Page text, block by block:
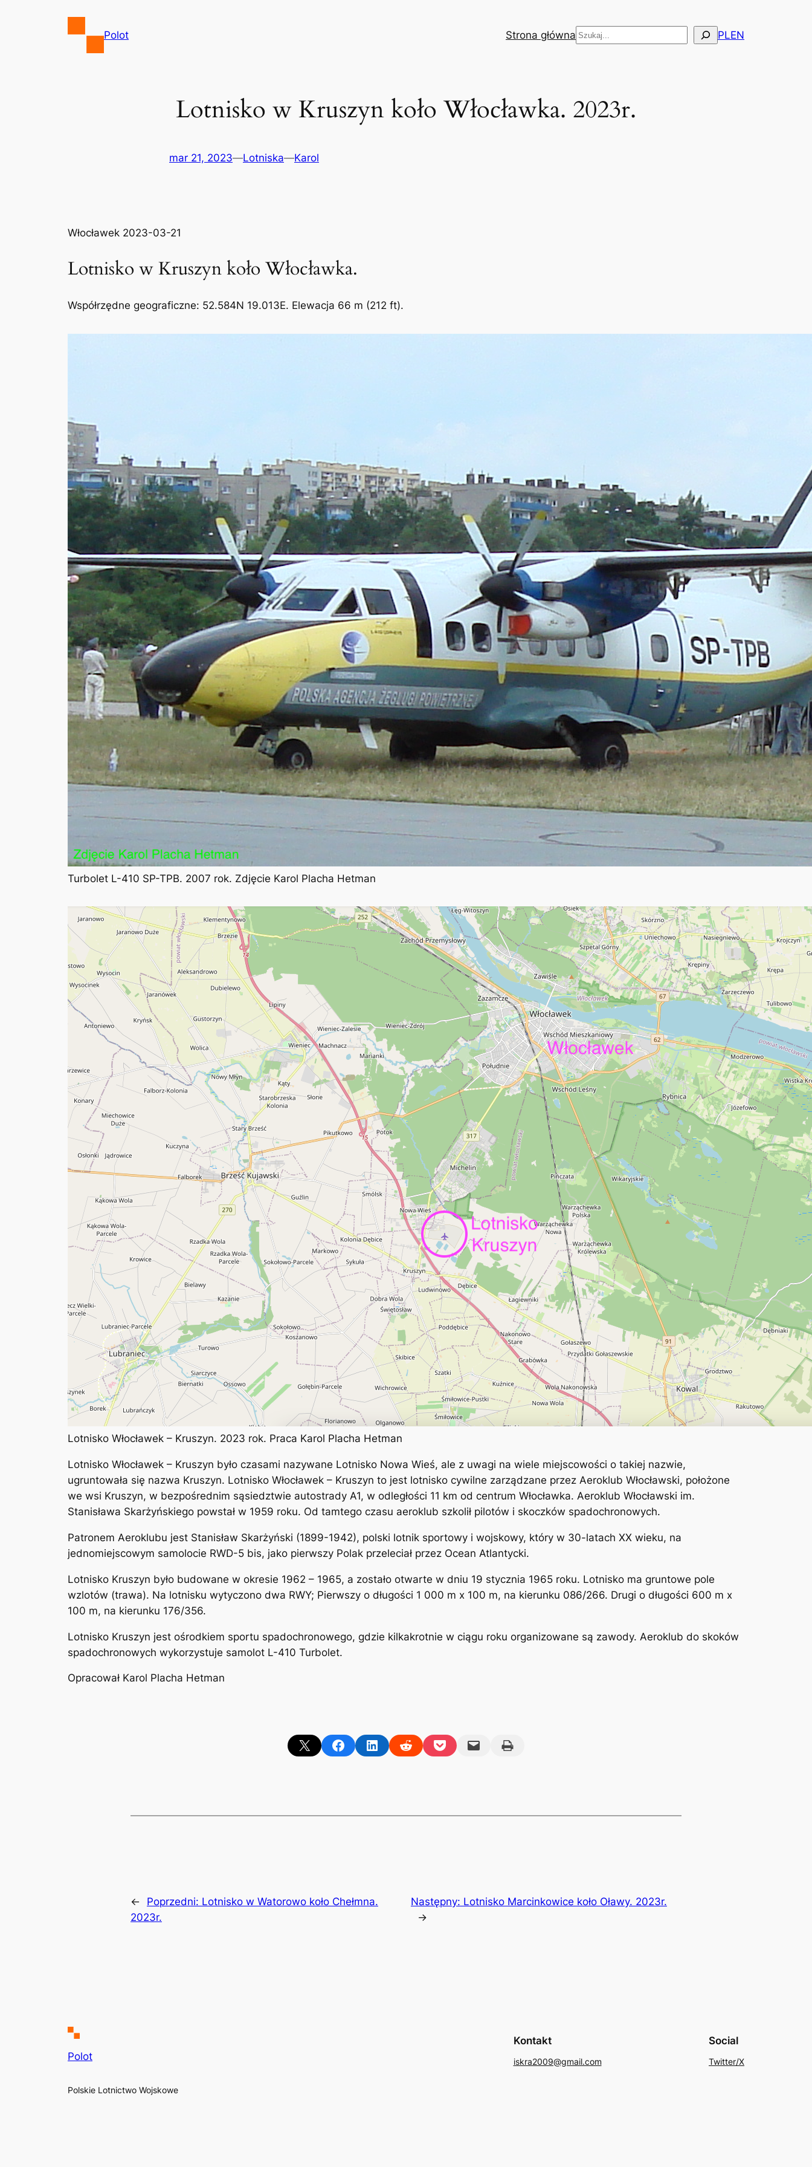
Polot Strona główna Szukaj PLEN
Lotnisko w Kruszyn koło Włocławka. 2023r.
mar 21, 2023—Lotniska—Karol
Włocławek 2023-03-21
Lotnisko w Kruszyn koło Włocławka.
Współrzędne geograficzne: 52.584N 19.013E. Elewacja 66 m (212 ft).
Turbolet L-410 SP-TPB. 2007 rok. Zdjęcie Karol Placha Hetman
Lotnisko Włocławek – Kruszyn. 2023 rok. Praca Karol Placha Hetman
Lotnisko Włocławek – Kruszyn było czasami nazywane Lotnisko Nowa Wieś, ale z uwagi na wiele miejscowości o takiej nazwie,
ugruntowała się nazwa Kruszyn. Lotnisko Włocławek – Kruszyn to jest lotnisko cywilne zarządzane przez Aeroklub Włocławski, położone
we wsi Kruszyn, w bezpośrednim sąsiedztwie autostrady A1, w odległości 11 km od centrum Włocławka. Aeroklub Włocławski im.
Stanisława Skarżyńskiego powstał w 1959 roku. Od tamtego czasu aeroklub szkolił pilotów i skoczków spadochronowych.
Patronem Aeroklubu jest Stanisław Skarżyński (1899-1942), polski lotnik sportowy i wojskowy, który w 30-latach XX wieku, na
jednomiejscowym samolocie RWD-5 bis, jako pierwszy Polak przeleciał przez Ocean Atlantycki.
Lotnisko Kruszyn było budowane w okresie 1962 – 1965, a zostało otwarte w dniu 19 stycznia 1965 roku. Lotnisko ma gruntowe pole
wzlotów (trawa). Na lotnisku wytyczono dwa RWY; Pierwszy o długości 1 000 m x 100 m, na kierunku 086/266. Drugi o długości 600 m x
100 m, na kierunku 176/356.
Lotnisko Kruszyn jest ośrodkiem sportu spadochronowego, gdzie kilkakrotnie w ciągu roku organizowane są zawody. Aeroklub do skoków
spadochronowych wykorzystuje samolot L-410 Turbolet.
Opracował Karol Placha Hetman
Share on X Share on FacebookShare on LinkedInShare on RedditShare on PocketEmail this Page Print this Page
← Poprzedni: Lotnisko w Watorowo koło Chełmna.
2023r.
Następny: Lotnisko Marcinkowice koło Oławy. 2023r.
→
Polot
Polskie Lotnictwo Wojskowe
Kontakt
iskra2009@gmail.com
Social
Twitter/X